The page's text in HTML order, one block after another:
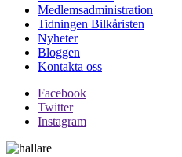
Medlemsadministration
Tidningen Bilkåristen
Nyheter
Bloggen
Kontakta oss
Facebook
Twitter
Instagram